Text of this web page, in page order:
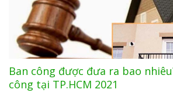
Ban công được đưa ra bao
công tại TP.HCM 2021